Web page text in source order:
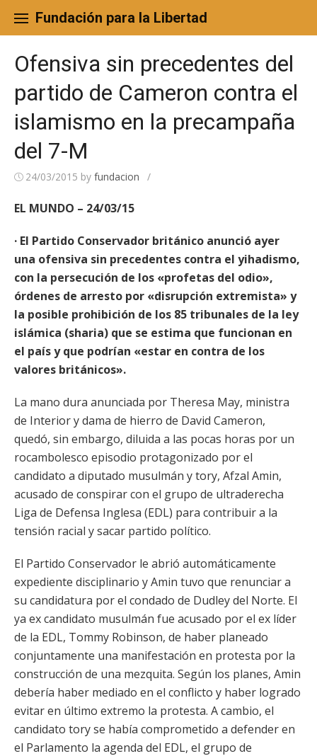
content
Fundación para la Libertad
Ofensiva sin precedentes del
partido de Cameron contra el
islamismo en la precampaña
del 7-M
24/03/2015 by fundacion /
EL MUNDO – 24/03/15
· El Partido Conservador británico anunció ayer
una ofensiva sin precedentes contra el yihadismo,
con la persecución de los «profetas del odio»,
órdenes de arresto por «disrupción extremista» y
la posible prohibición de los 85 tribunales de la ley
islámica (sharia) que se estima que funcionan en
el país y que podrían «estar en contra de los
valores británicos».
La mano dura anunciada por Theresa May, ministra
de Interior y dama de hierro de David Cameron,
quedó, sin embargo, diluida a las pocas horas por un
rocambolesco episodio protagonizado por el
candidato a diputado musulmán y tory, Afzal Amin,
acusado de conspirar con el grupo de ultraderecha
Liga de Defensa Inglesa (EDL) para contribuir a la
tensión racial y sacar partido político.
El Partido Conservador le abrió automáticamente
expediente disciplinario y Amin tuvo que renunciar a
su candidatura por el condado de Dudley del Norte. El
ya ex candidato musulmán fue acusado por el ex líder
de la EDL, Tommy Robinson, de haber planeado
conjuntamente una manifestación en protesta por la
construcción de una mezquita. Según los planes, Amin
debería haber mediado en el conflicto y haber logrado
evitar en último extremo la protesta. A cambio, el
candidato tory se había comprometido a defender en
el Parlamento la agenda del EDL, el grupo de